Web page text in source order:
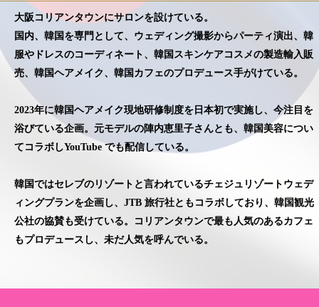
大阪コリアンタウンにサロンを設けている。
国内、韓国を専門として、ウェディング撮影からパーティ演出、韓
服やドレスのコーディネート、韓国スキンケアコスメの製造輸入販
売、韓国ヘアメイク、韓国カフェのプロデュース手がけている。
2023年に韓国ヘアメイク現地研修制度を日本初で実施し、今注目を
浴びている企画。元モデルの陣内恵里子さんとも、韓国美容につい
てコラボしYouTube でも配信している。
韓国ではセレブのリゾートと言われているチェジュリゾートウェデ
ィングプランを企画し、JTB 旅行社ともコラボしており、韓国観光
公社の協賛も受けている。コリアンタウンで最も人気のあるカフェ
もプロデュースし、未だ人気を呼んでいる。